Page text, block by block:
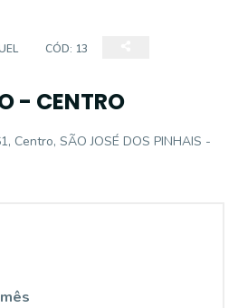
CÓD: 13
- CENTRO
Centro, SÃO JOSÉ DOS PINHAIS -